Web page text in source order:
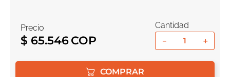
Precio
$ 65.546
Cantidad
＋
－
COMPRAR